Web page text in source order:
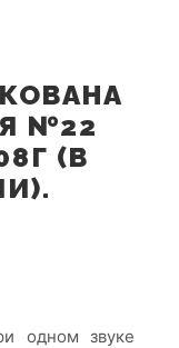
№22
(В
одном звуке